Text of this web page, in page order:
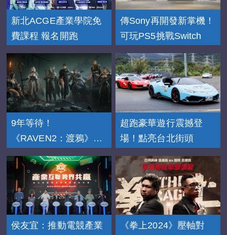
新北ACGE產業學院免
費課程 報名開跑
傳Sony再開發新掌機！
可玩PS5挑戰Switch
9年等待！
《RAVEN2：渡鴉》
超跑豪華遊行震撼登
場！點亮台北街頭
侯友宜：推動電競產業
《拳上2024》壓軸對